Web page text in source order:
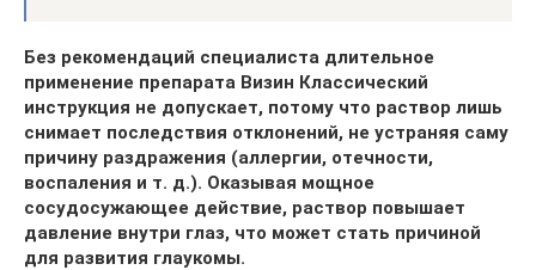
Без рекомендаций специалиста длительное
применение препарата Визин Классический
инструкция не допускает, потому что раствор лишь
снимает последствия отклонений, не устраняя саму
причину раздражения (аллергии, отечности,
воспаления и т. д.). Оказывая мощное
сосудосужающее действие, раствор повышает
давление внутри глаз, что может стать причиной
для развития глаукомы.